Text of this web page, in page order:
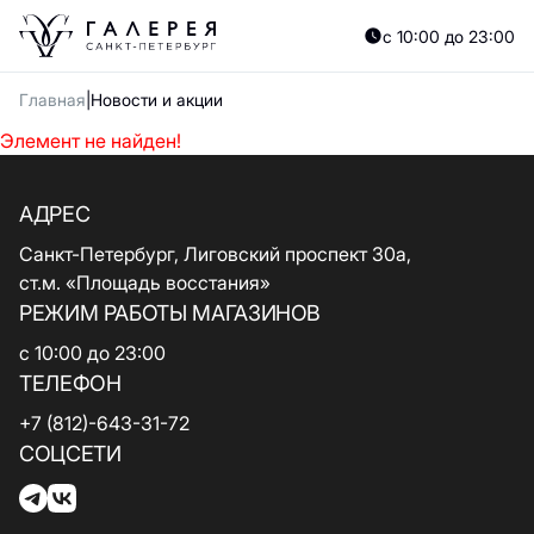
с 10:00 до 23:00
Главная Новости и акции
Элемент не найден!
АДРЕС
Санкт-Петербург, Лиговский проспект 30а,
ст.м. «Площадь восстания»
РЕЖИМ РАБОТЫ МАГАЗИНОВ
с 10:00 до 23:00
ТЕЛЕФОН
+7 (812)-643-31-72
СОЦСЕТИ